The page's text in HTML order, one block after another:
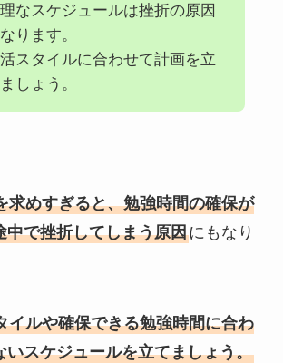
なスケジュールは挫折の原因
ります。
スタイルに合わせて計画を立
しょう。
求めすぎると、勉強時間の確保が
中で挫折してしまう原因にもなり
イルや確保できる勉強時間に合わ
いスケジュールを立てましょう。